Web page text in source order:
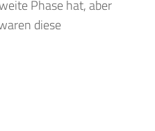
Phase hat, aber
diese